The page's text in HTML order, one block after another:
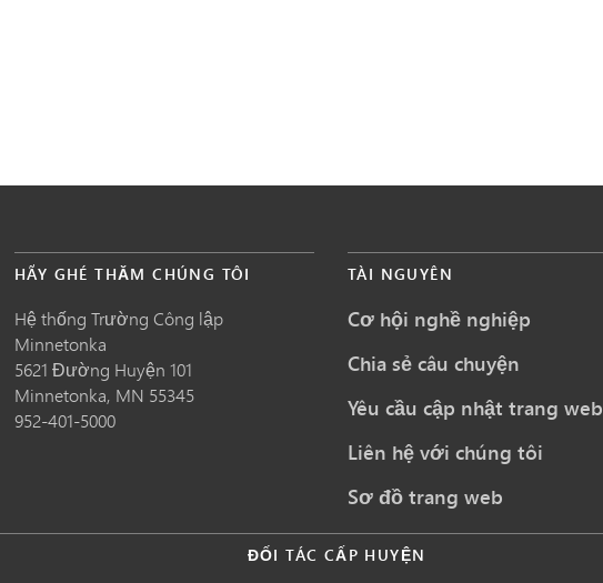
HÃY GHÉ THĂM CHÚNG TÔI
Hệ thống Trường Công lập
Minnetonka
5621 Đường Huyện 101
Minnetonka, MN 55345
952-401-5000
TÀI NGUYÊN
Cơ hội nghề nghiệp
Chia sẻ câu chuyện
Yêu cầu cập nhật trang web
Liên hệ với chúng tôi
Sơ đồ trang web
ĐỐI TÁC CẤP HUYỆN